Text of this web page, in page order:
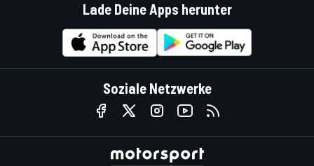
Lade Deine Apps herunter
Soziale Netzwerke